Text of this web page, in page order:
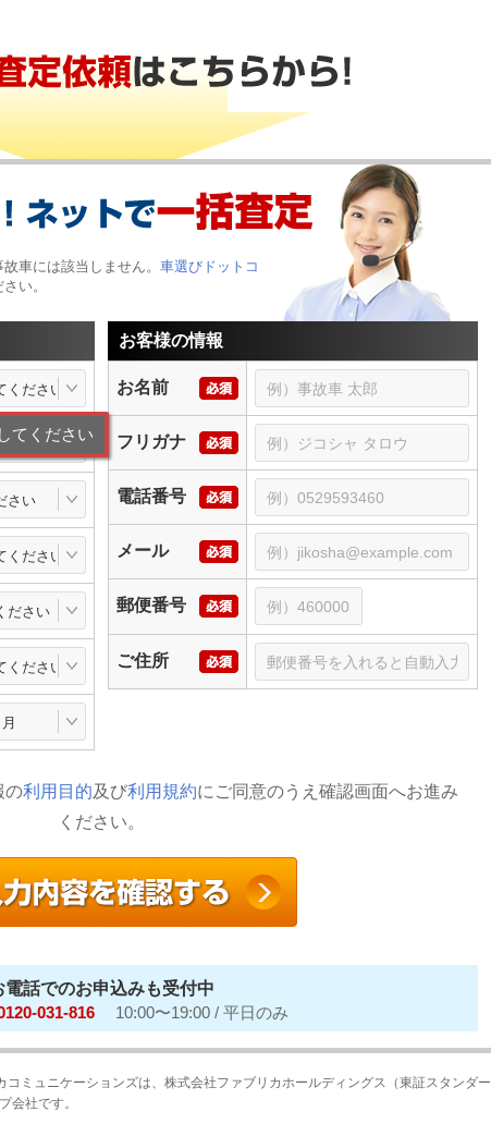
車には該当しません。 車選びドットコ
い。
ださい
てください
い
さい
ださい
ださい
ださい
月
お客様の情報
お名前
フリガナ
電話番号
メール
郵便番号
ご住所
の利用目的及び利用規約にご同意のうえ確認画面へお進み
ください。
電話でのお申込みも受付中
031-816
10:00〜19:00 / 平日のみ
コミュニケーションズは、株式会社ファブリカホールディングス（東証スタンダー
会社です。